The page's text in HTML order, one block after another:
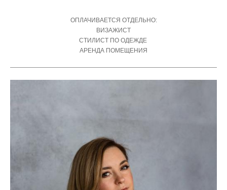
ОПЛАЧИВАЕТСЯ ОТДЕЛЬНО:
ВИЗАЖИСТ
СТИЛИСТ ПО ОДЕЖДЕ
АРЕНДА ПОМЕЩЕНИЯ